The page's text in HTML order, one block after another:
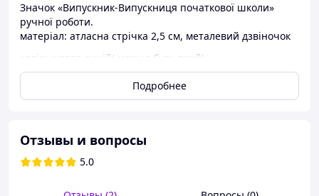
Значок «Випускник-Випускниця початкової школи»
ручної роботи.
матеріал: атласна стрічка 2,5 см, металевий дзвіночок
колір: жовто-синій( можна будь який)
розмір: 9,5 см, висота 15 см
серединка: фотопапір заламінований (текст, картинку
При оптових замовленнях термін виготовлення 1-10
Подробнее
Отзывы и вопросы
5.0